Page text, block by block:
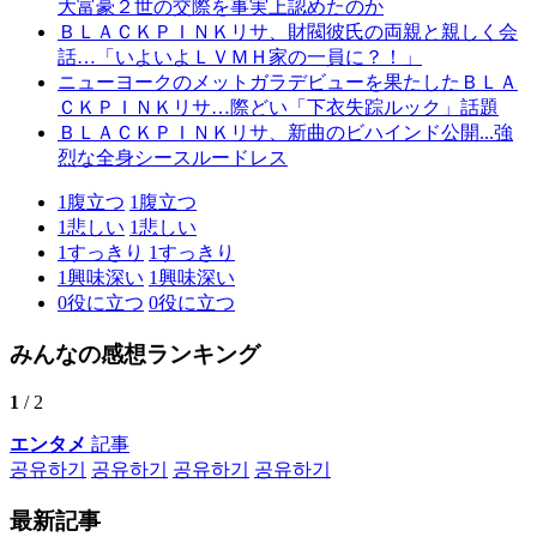
大富豪２世の交際を事実上認めたのか
ＢＬＡＣＫＰＩＮＫリサ、財閥彼氏の両親と親しく会
話…「いよいよＬＶＭＨ家の一員に？！」
ニューヨークのメットガラデビューを果たしたＢＬＡ
ＣＫＰＩＮＫリサ…際どい「下衣失踪ルック」話題
ＢＬＡＣＫＰＩＮＫリサ、新曲のビハインド公開...強
烈な全身シースルードレス
1 腹立つ 1 腹立つ
1悲しい 1悲しい
1すっきり 1すっきり
1興味深い 1興味深い
0役に立つ 0役に立つ
みんなの感想ランキング
1 / 2
エンタメ 記事
공유하기
공유하기 공유하기 공유하기
最新記事